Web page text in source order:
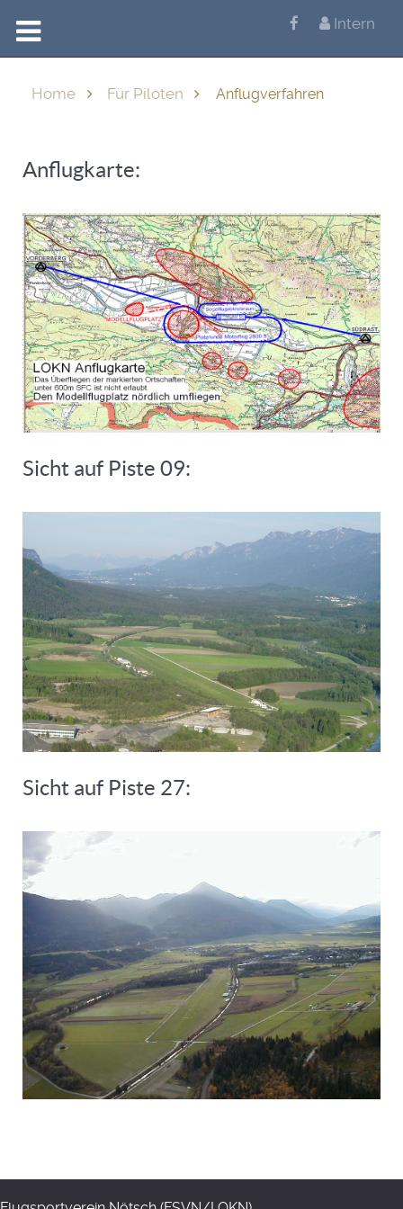
Intern
Home Für Piloten Anflugverfahren
Anflugkarte:
Sicht auf Piste 09:
Sicht auf Piste 27: